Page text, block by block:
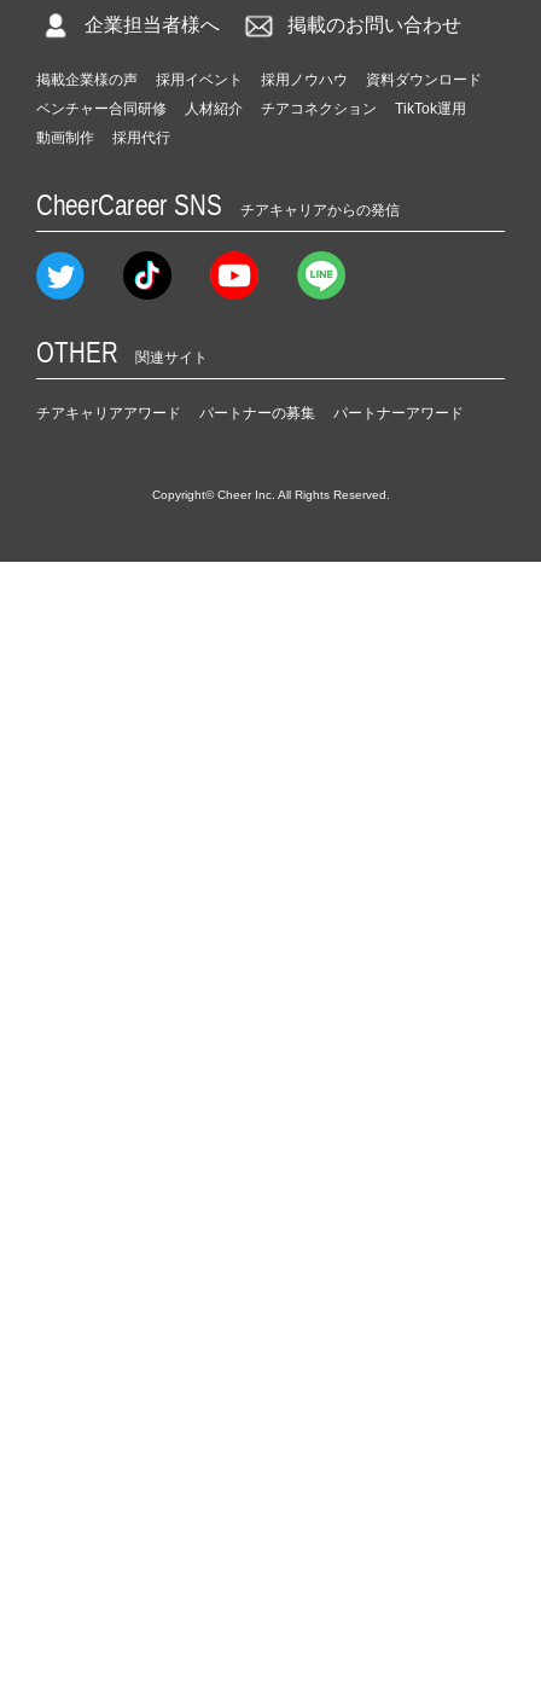
企業担当者様へ 掲載のお問い合わせ
掲載企業様の声 採用イベント 採用ノウハウ
資料ダウンロード
ベンチャー合同研修
人材紹介 チアコネクション
TikTok運用
動画制作
採用代行
CheerCareer SNS チアキャリアからの発信
OTHER 関連サイト
チアキャリアアワード パートナーの募集 パートナーアワード
Copyright© Cheer Inc. All Rights Reserved.